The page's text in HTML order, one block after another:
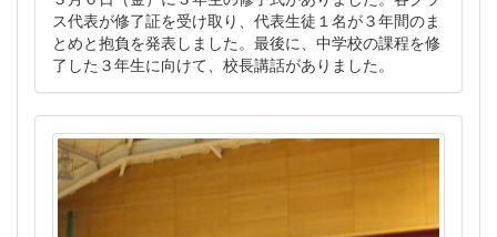
ス代表が修了証を受け取り、代表生徒１名が３年間のま
とめと抱負を発表しました。最後に、中学校の課程を修
了した３年生に向けて、校長講話がありました。